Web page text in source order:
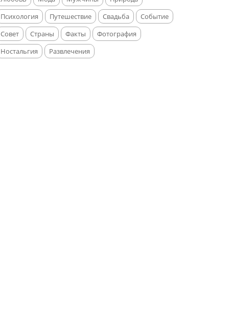
Психология
Путешествие Свадьба
Событие
Совет
Страны Факты
Фотография
Ностальгия
Развлечения